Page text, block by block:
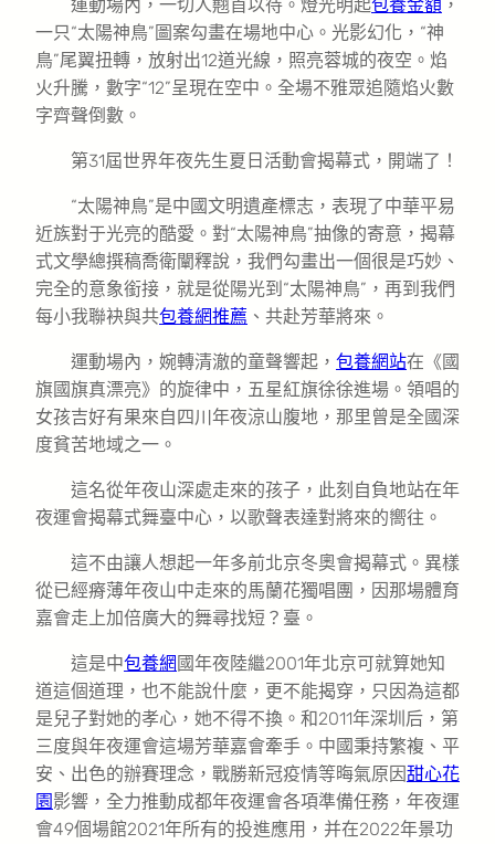
運動場內，一切人翹首以待。燈光明起包養金額 ，
一只“太陽神鳥”圖案勾畫在場地中心。光影幻化，“神
鳥”尾翼扭轉，放射出12道光線，照亮蓉城的夜空。焰
火升騰，數字“12”呈現在空中。全場不雅眾追隨焰火數
字齊聲倒數。
第31屆世界年夜先生夏日活動會揭幕式，開端了！
“太陽神鳥”是中國文明遺產標志，表現了中華平易
近族對于光亮的酷愛。對“太陽神鳥”抽像的寄意，揭幕
式文學總撰稿喬衛闡釋說，我們勾畫出一個很是巧妙、
完全的意象銜接，就是從陽光到“太陽神鳥”，再到我們
每小我聯袂與共包養網推薦 、共赴芳華將來。
運動場內，婉轉清澈的童聲響起， 包養網站在《國
旗國旗真漂亮》的旋律中，五星紅旗徐徐進場。領唱的
女孩吉好有果來自四川年夜涼山腹地，那里曾是全國深
度貧苦地域之一。
這名從年夜山深處走來的孩子，此刻自負地站在年
夜運會揭幕式舞臺中心，以歌聲表達對將來的嚮往。
這不由讓人想起一年多前北京冬奧會揭幕式。異樣
從已經瘠薄年夜山中走來的馬蘭花獨唱團，因那場體育
嘉會走上加倍廣大的舞尋找短？臺。
這是中包養網 國年夜陸繼2001年北京可就算她知
道這個道理，也不能說什麼，更不能揭穿，只因為這都
是兒子對她的孝心，她不得不換。和2011年深圳后，第
三度與年夜運會這場芳華嘉會牽手。中國秉持繁複、平
安、出色的辦賽理念，戰勝新冠疫情等晦氣原因甜心花
園影響，全力推動成都年夜運會各項準備任務，年夜運
會49個場館2021年所有的投進應用，并在2022年景功